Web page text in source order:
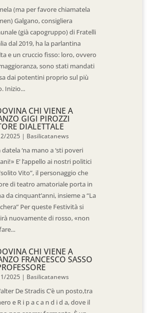
(ma per favore chiamatela
Galgano, consigliera
(già capogruppo) di Fratelli
dal 2019, ha la parlantina
e un cruccio fisso: loro, ovvero
maggioranza, sono stati mandati
dai potentini proprio sul più
Inizio...
CHI VIENE A
GIGI PIROZZI
DIALETTALE
2025 | Basilicatanews
datela ‘na mano a ‘sti poveri
E’ l’appello ai nostri politici
Vito”, il personaggio che
di teatro amatoriale porta in
da cinquant’anni, insieme a “La
Per queste Festività si
nuovamente di rosso, «non
CHI VIENE A
FRANCESCO SASSO
2025 | Basilicatanews
De Stradis C’è un posto,tra
e R i p a c a n d i d a, dove il